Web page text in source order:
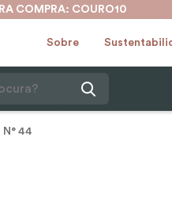
COMPRA: COURO10
Sobre
N° 44